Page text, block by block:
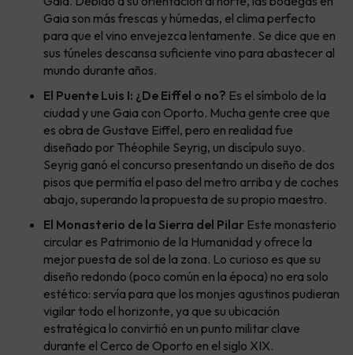
Gaia son más frescas y húmedas, el clima perfecto
para que el vino envejezca lentamente. Se dice que en
sus túneles descansa suficiente vino para abastecer al
mundo durante años.
El Puente Luis I: ¿De Eiffel o no? Es el símbolo de la
ciudad y une Gaia con Oporto. Mucha gente cree que
es obra de Gustave Eiffel, pero en realidad fue
diseñado por Théophile Seyrig, un discípulo suyo.
Seyrig ganó el concurso presentando un diseño de dos
pisos que permitía el paso del metro arriba y de coches
abajo, superando la propuesta de su propio maestro.
El Monasterio de la Sierra del Pilar Este monasterio
circular es Patrimonio de la Humanidad y ofrece la
mejor puesta de sol de la zona. Lo curioso es que su
diseño redondo (poco común en la época) no era solo
estético: servía para que los monjes agustinos pudieran
vigilar todo el horizonte, ya que su ubicación
estratégica lo convirtió en un punto militar clave
durante el Cerco de Oporto en el siglo XIX.